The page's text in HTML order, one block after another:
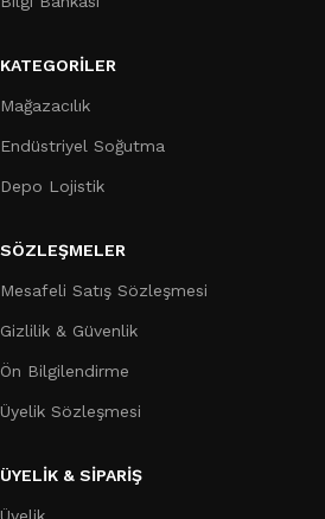
KATEGORILER
Mağazacılık
Endüstriyel Soğutma
Depo Lojistik
SÖZLEŞMELER
Mesafeli Satış Sözleşmesi
Gizlilik & Güvenlik
Ön Bilgilendirme
Üyelik Sözleşmesi
ÜYELİK & SİPARİŞ
Üyelik